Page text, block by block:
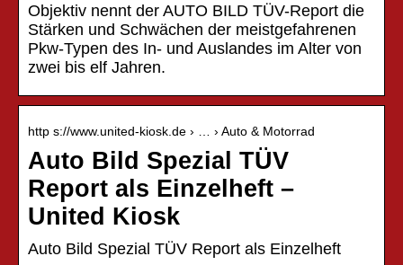
Objektiv nennt der AUTO BILD TÜV-Report die
Stärken und Schwächen der meistgefahrenen
Pkw-Typen des In- und Auslandes im Alter von
zwei bis elf Jahren.
http s://www.united-kiosk.de › … › Auto & Motorrad
Auto Bild Spezial TÜV
Report als Einzelheft –
United Kiosk
Auto Bild Spezial TÜV Report als Einzelheft